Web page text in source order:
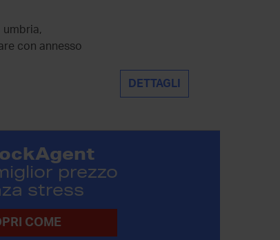
umbria,
con annesso
DETTAGLI
prezzo
stress
COME